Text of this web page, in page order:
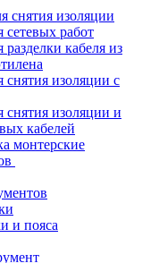
снятия изоляции
работ
кабеля из
снятия изоляции с
изоляции и
кабелей
монтерские
и пояса